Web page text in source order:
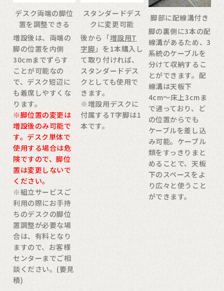
デスク両端の脚位
置を調整できる
増設後は、両端の
脚の位置を内側
30cmまでずらす
ことが可能なの
で、デスク短辺に
も着席しやすくな
ります。
※脚位置の変更は
増設後のみ可能で
す。デスク単体で
使用する場合は危
険ですので、脚位
置は変更しないで
ください。
※組立サービスご
利用の際にお手持
ちのデスクの脚位
置調整が必要な場
合は、有料となり
ますので、お客様
センターまでご相
談ください。(要見
積)
スタンダードデス
クに変更可能
後から「増設用T
字脚 」を1本購入し
て取り付ければ、
スタンダードデス
クとしても使用で
きます。
※増設用デスクに
付属するT字脚は1
本です。
脚部に配線溝付き
脚の裏側に3本の配
線溝があるため、3
系統のケーブルを
分けて収納するこ
とができます。配
線溝は天板下
4cm〜床上3cmま
で通っており、ど
の位置からでも
ケーブルを差し込
み可能。ケーブル
類をすっきりまと
めることで、天板
下のスペースをよ
り広々と使うこと
ができます。